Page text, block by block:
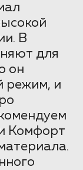
В
для
он
режим, и
Комфорт